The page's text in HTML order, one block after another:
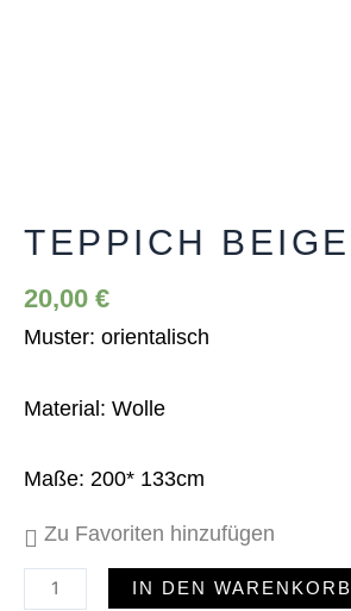
TEPPICH BEIGE
20,00 €
Muster: orientalisch
Material: Wolle
Maße: 200* 133cm
Zu Favoriten hinzufügen
Menge
IN DEN WARENKORB